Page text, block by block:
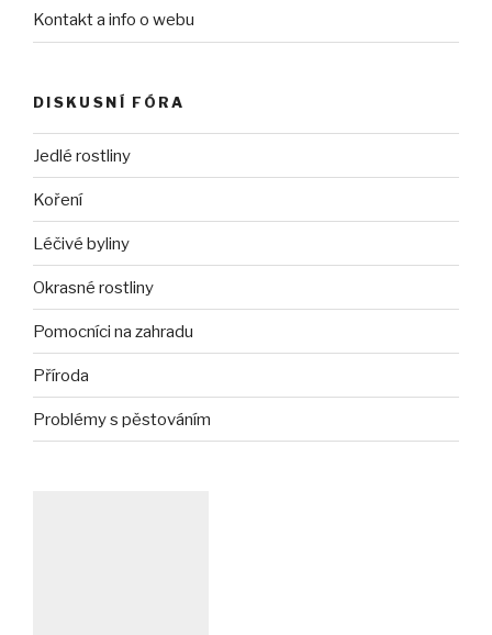
Kontakt a info o webu
DISKUSNÍ FÓRA
Jedlé rostliny
Koření
Léčivé byliny
Okrasné rostliny
Pomocníci na zahradu
Příroda
Problémy s pěstováním